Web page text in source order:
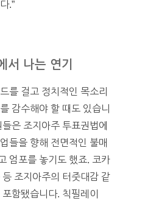
.”
서 나는 연기
를 걸고 정치적인 목소리
감수해야 할 때도 있습니
은 조지아주 투표권법에
들을 향해 전면적인 불매
엄포를 놓기도 했죠. 코카
조지아주의 터줏대감 같
함됐습니다. 칙필레이